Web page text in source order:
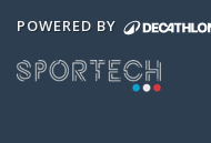
POWERED BY